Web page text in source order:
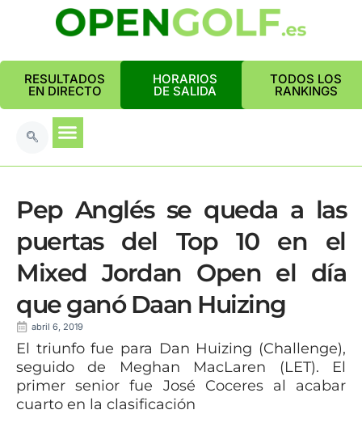
RESULTADOS
EN DIRECTO
HORARIOS
DE SALIDA
TODOS LOS
RANKINGS
Pep Anglés se queda a las
puertas del Top 10 en el
Mixed Jordan Open el día
que ganó Daan Huizing
abril 6, 2019
El triunfo fue para Dan Huizing (Challenge),
seguido de Meghan MacLaren (LET). El
primer senior fue José Coceres al acabar
cuarto en la clasificación